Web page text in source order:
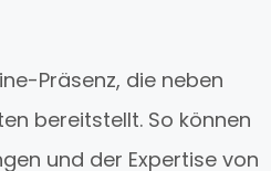
Präsenz, die neben
bereitstellt. So können
und der Expertise von